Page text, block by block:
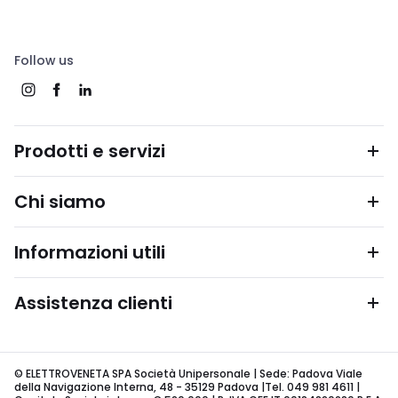
Follow us
Prodotti e servizi
Chi siamo
Informazioni utili
Assistenza clienti
© ELETTROVENETA SPA Società Unipersonale | Sede: Padova Viale
della Navigazione Interna, 48 - 35129 Padova |Tel. 049 981 4611 |